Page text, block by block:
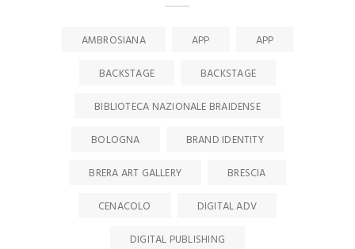
AMBROSIANA APP
APP
BACKSTAGE
BACKSTAGE
BIBLIOTECA NAZIONALE BRAIDENSE
BOLOGNA
BRAND IDENTITY
BRERA ART GALLERY
BRESCIA
CENACOLO
DIGITAL ADV
DIGITAL PUBLISHING